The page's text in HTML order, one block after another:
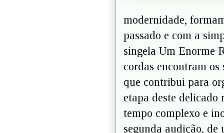
modernidade,
passado e com a
singela Um Enorme
cordas encontram
que contribui para
etapa deste
tempo complexo e
segunda audição,